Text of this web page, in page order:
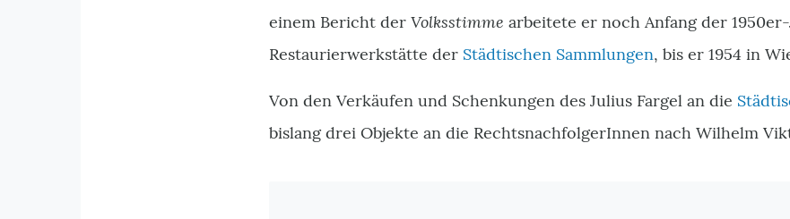
einem Bericht der Volksstimme arbeitete er noch Anfang der
Restaurierwerkstätte der Städtischen Sammlungen, bis er 1954 in
Von den Verkäufen und Schenkungen des Julius Fargel an die
bislang drei Objekte an die RechtsnachfolgerInnen nach Wilhelm